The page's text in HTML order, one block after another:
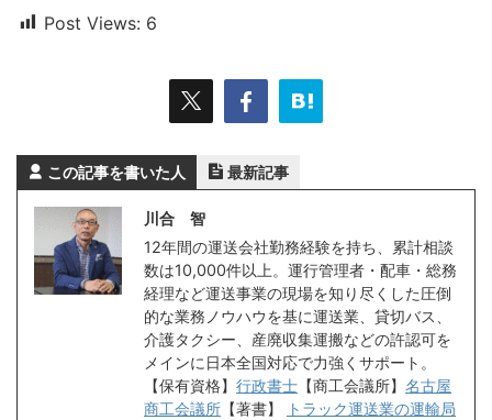
Post Views: 6
この記事を書いた人 最新記事
川合 智
12年間の運送会社勤務経験を持ち、累計相談
数は10,000件以上。運行管理者・配車・総務
経理など運送事業の現場を知り尽くした圧倒
的な業務ノウハウを基に運送業、貸切バス、
介護タクシー、産廃収集運搬などの許認可を
メインに日本全国対応で力強くサポート。
【保有資格】 行政書士 【商工会議所】 名古屋
商工会議所 【著書】
トラック運送業の運輸局